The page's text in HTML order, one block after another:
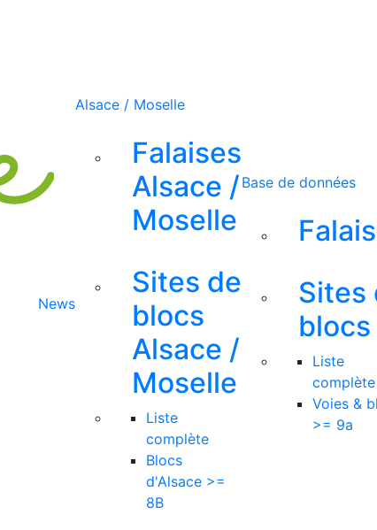
News
Alsace / Moselle
Falaises
Alsace /
Moselle
Sites de
blocs
Alsace /
Moselle
Liste
complète
Blocs
d'Alsace >=
8B
Base de données
Sites
blocs
Liste
complète
Voies &
>= 9a